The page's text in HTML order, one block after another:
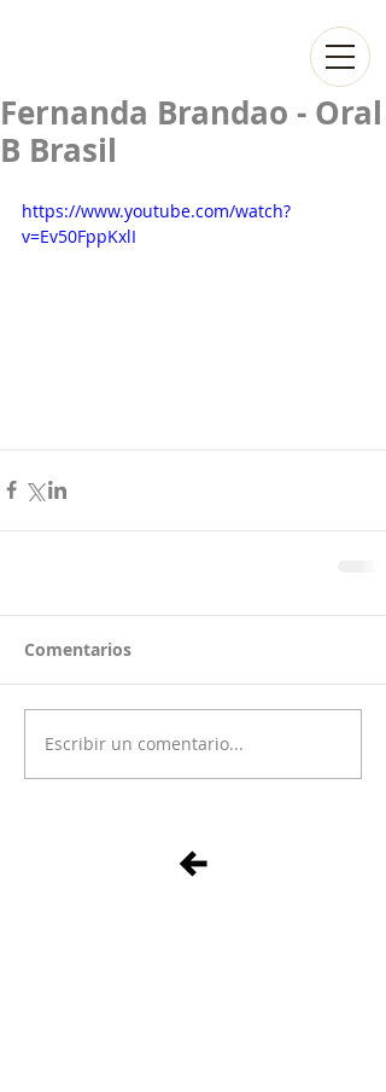
Fernanda Brandao - Oral
B Brasil
https://www.youtube.com/watch?
v=Ev50FppKxlI
Comentarios
Escribir un comentario...